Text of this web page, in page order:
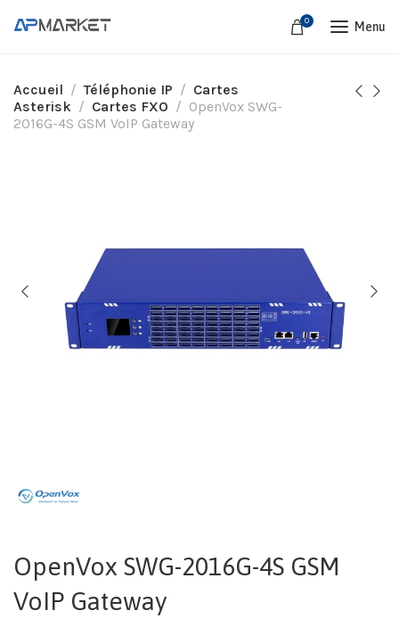
0 Menu
Accueil Téléphonie IP
Cartes
Asterisk
Cartes FXO
OpenVox SWG-
2016G-4S GSM VoIP Gateway
OpenVox SWG-2016G-4S GSM
VoIP Gateway